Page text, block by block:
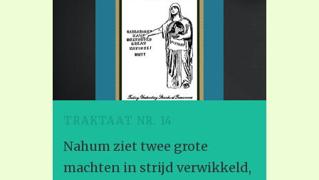
TRAKTAAT NR. 14
Nahum ziet twee grote
machten in strijd verwikkeld,